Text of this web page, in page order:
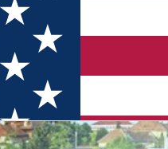
Markt